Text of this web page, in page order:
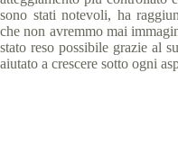
sono stati notevoli, ha
che non avremmo mai
stato reso possibile grazie al
aiutato a crescere sotto ogni